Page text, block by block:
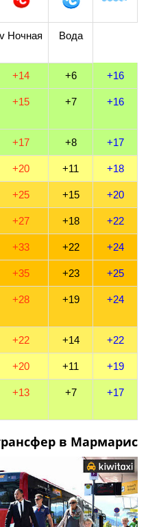
v Ночная Вода
+14 +6 +16
+15 +7 +16
+17 +8 +17
+20 +11 +18
+25 +15 +20
+27 +18 +22
+33 +22 +24
+35 +23 +25
+28 +19 +24
+22 +14 +22
+20 +11 +19
+13 +7 +17
в Мармарис